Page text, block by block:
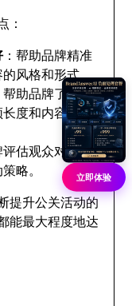
：
：帮助品牌精准
风格和形式。
帮助品牌了解观
度和内容安
评估观众对内容
略。
提升公关活动的
能最大程度地达
立即体验